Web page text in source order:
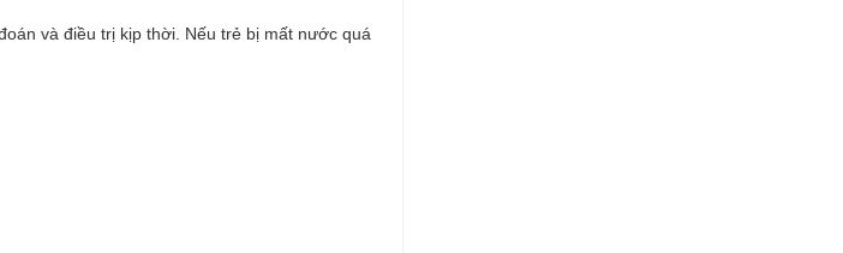
và điều trị kịp thời. Nếu trẻ bị mất nước quá